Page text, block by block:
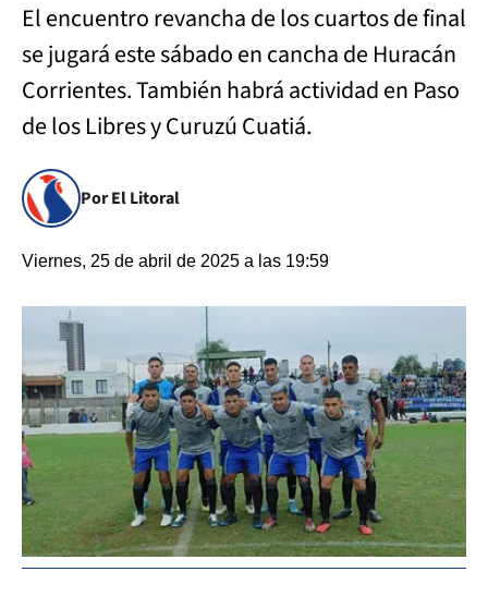
El encuentro revancha de los cuartos de final
se jugará este sábado en cancha de Huracán
Corrientes. También habrá actividad en Paso
de los Libres y Curuzú Cuatiá.
Por El Litoral
Viernes, 25 de abril de 2025 a las 19:59